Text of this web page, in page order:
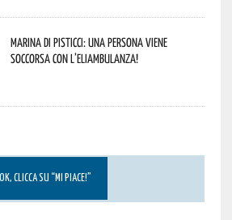
Marina di Pisticci: una persona viene
soccorsa con l’eliambulanza!
CLICCA SU “MI PIACE!”